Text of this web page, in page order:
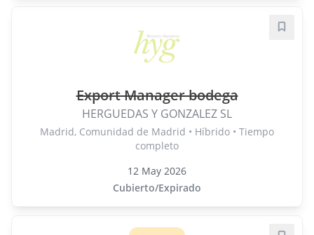
Export Manager bodega
HERGUEDAS Y GONZALEZ SL
Madrid, Comunidad de Madrid • Híbrido • Tiempo
completo
12 May 2026
Cubierto/Expirado